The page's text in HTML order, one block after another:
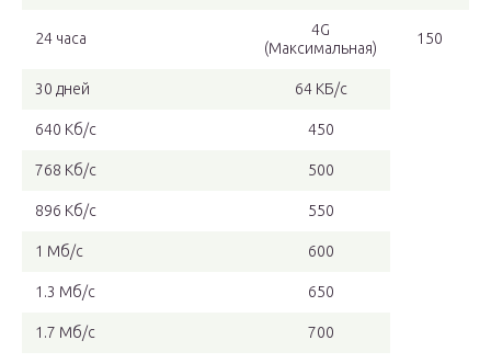
24 часа
4G
(Максимальная)
150
30 дней 64 КБ/с
640 Кб/с 450
768 Кб/с 500
896 Кб/с 550
1 Мб/с 600
1.3 Мб/с 650
1.7 Мб/с 700